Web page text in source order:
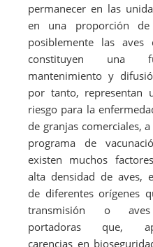
permanecer en las
en una proporción
posiblemente las aves
constituyen una
mantenimiento y
por tanto, representan
riesgo para la
de granjas comerciales,
programa de
existen muchos
alta densidad de aves,
de diferentes orígenes
transmisión o aves
portadoras que,
carencias en